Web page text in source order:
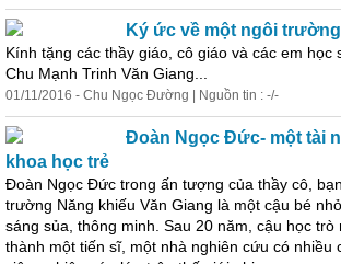
Ký ức về một ngôi trường
Kính tặng các thầy giáo, cô giáo và các em học
Chu Mạnh Trinh Văn Giang...
01/11/2016 - Chu Ngọc Đường | Nguồn tin : -/-
Đoàn Ngọc Đức- một tài
khoa học trẻ
Đoàn Ngọc Đức trong ấn tượng của thầy cô,
trường Năng khiếu Văn Giang là một cậu bé
sáng sủa, thông minh. Sau 20 năm, cậu học trò
thành một tiến sĩ, một nhà nghiên cứu có nhiều